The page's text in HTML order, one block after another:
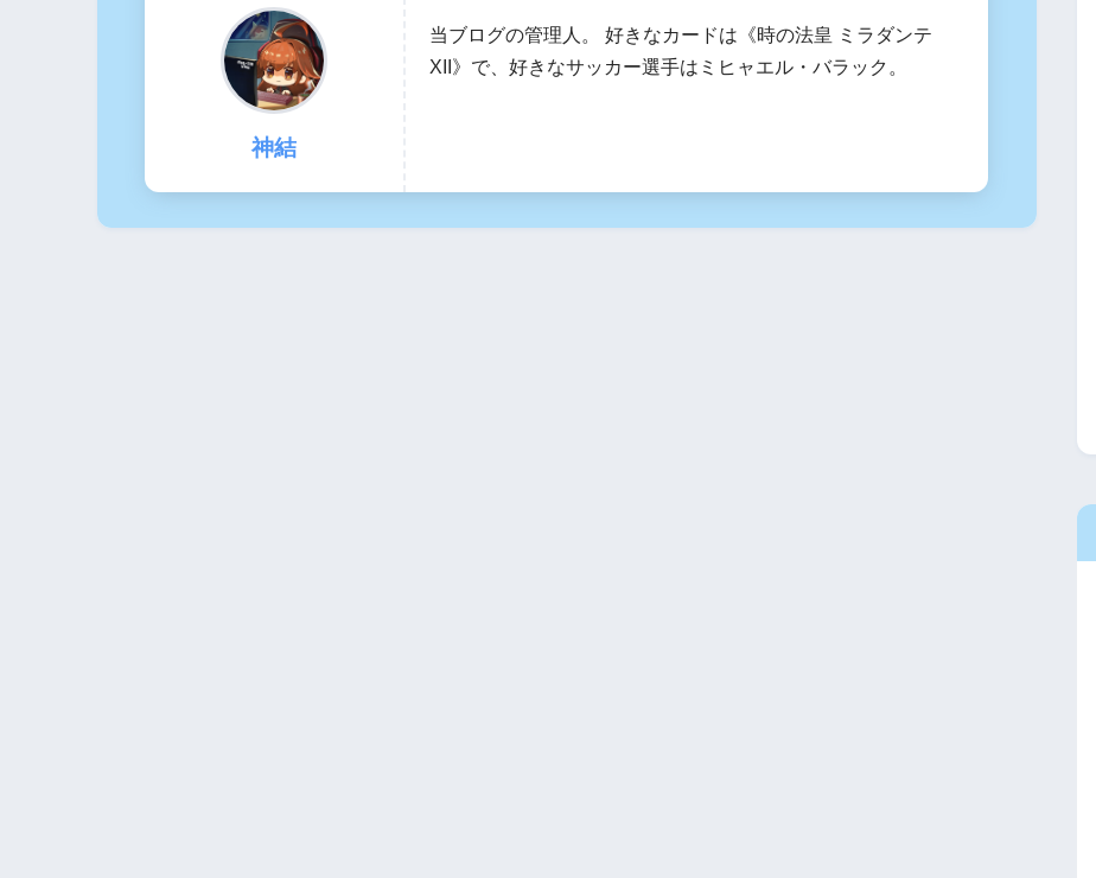
神結
当ブログの管理人。 好きなカードは《時の法皇 ミラダンテ
XII》で、好きなサッカー選手はミヒャエル・バラック。